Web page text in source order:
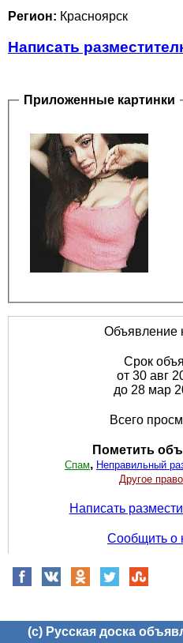
Регион: Красноярск
Написать
Приложенные картинки
Объявление
Срок
от 30 авг
до 28 мар
Всего
Пометить
Спам, Неправильный
Другое
Написать
Сообщить о
(c) Русская доска